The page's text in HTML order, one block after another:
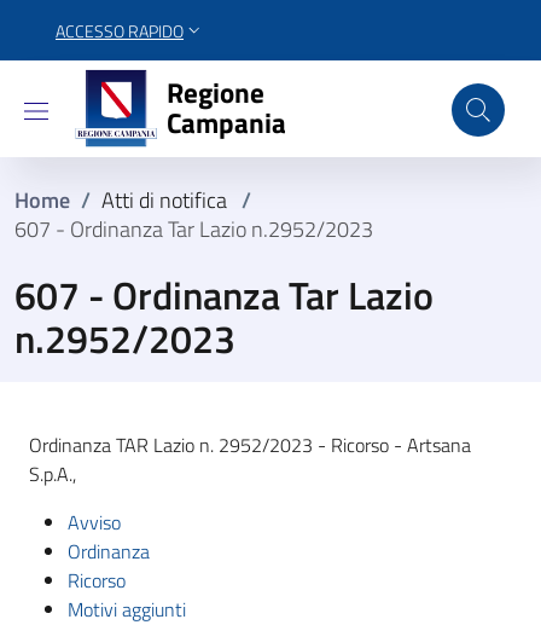
ACCESSO RAPIDO
Regione Campania
Regione
Campania
Home / Atti di notifica /
607 - Ordinanza Tar Lazio n.2952/2023
607 - Ordinanza Tar Lazio
n.2952/2023
Ordinanza TAR Lazio n. 2952/2023 - Ricorso - Artsana
S.p.A.,
Avviso
Ordinanza
Ricorso
Motivi aggiunti